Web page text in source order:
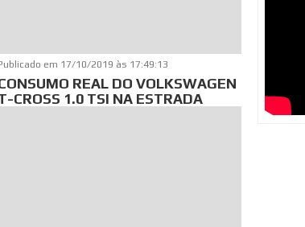
em 17/10/2019 às 17:49:13
REAL DO VOLKSWAGEN
CROSS 1.0 TSI NA ESTRADA